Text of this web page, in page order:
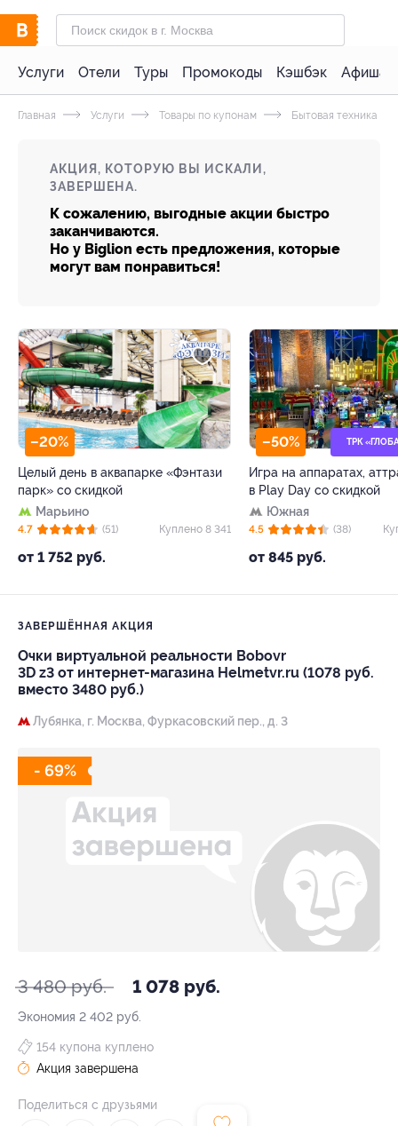
Услуги Отели Туры Промокоды Кэшбэк Афиша
Главная Услуги Товары по купонам Бытовая техника и
АКЦИЯ, КОТОРУЮ ВЫ ИСКАЛИ,
ЗАВЕРШЕНА.
К сожалению, выгодные акции быстро
заканчиваются.
Но у Biglion есть предложения, которые
могут вам понравиться!
–20%
Целый день в аквапарке «Фэнтази
парк» со скидкой
Марьино
от 1 752 руб.
4.7 (51) Куплено 8 341
–50% ТРК
Игра на аппаратах,
в Play Day со скидкой
Южная
от 845 руб.
4.5 (38)
ЗАВЕРШЁННАЯ АКЦИЯ
Очки виртуальной реальности Bobovr
3D z3 от интернет-магазина Helmetvr.ru (1078 руб.
вместо 3480 руб.)
Лубянка, г. Москва, Фуркасовский пер., д. 3
- 69%
3 480 руб. 1 078 руб.
Экономия 2 402 руб.
154 купона куплено
Акция завершена
Поделиться с друзьями